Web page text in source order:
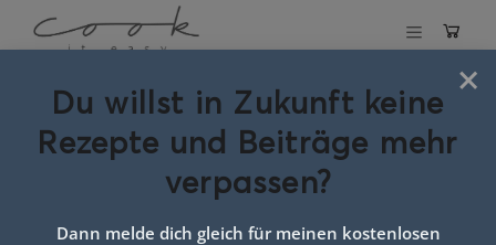
Schlagwort:
Rezept Salat mit
Brot
×
Du willst in Zukunft keine
Rezepte und Beiträge mehr
verpassen?
Dann melde dich gleich für meinen kostenlosen